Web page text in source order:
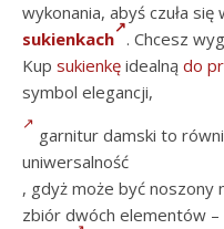
wykonania, abyś czuła
sukienkach . Chcesz
Kup sukienkę idealną do
symbol elegancji,
garnitur damski to
uniwersalność
, gdyż może być noszony
zbiór dwóch elementów –